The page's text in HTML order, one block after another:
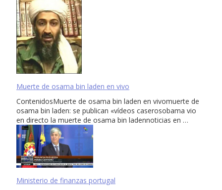
Muerte de osama bin laden en vivo
ContenidosMuerte de osama bin laden en vivomuerte de
osama bin laden: se publican «vídeos caserosobama vio
en directo la muerte de osama bin ladennoticias en …
Ministerio de finanzas portugal